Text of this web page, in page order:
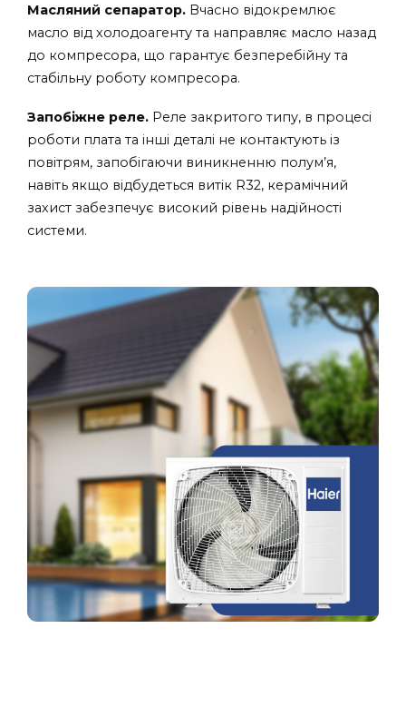
Масляний сепаратор. Вчасно відокремлює
масло від холодоагенту та направляє масло назад
до компресора, що гарантує безперебійну та
стабільну роботу компресора.
Запобіжне реле. Реле закритого типу, в процесі
роботи плата та інші деталі не контактують із
повітрям, запобігаючи виникненню полум’я,
навіть якщо відбудеться витік R32, керамічний
захист забезпечує високий рівень надійності
системи.